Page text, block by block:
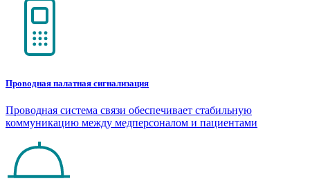
Проводная палатная сигнализация
Проводная система связи обеспечивает стабильную
коммуникацию между медперсоналом и пациентами